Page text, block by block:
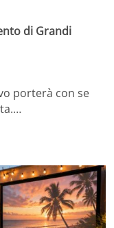
di Grandi
porterà con se